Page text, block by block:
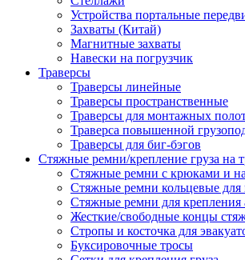
Устройства портальные
Захваты (Китай)
Магнитные захваты
Навески на погрузчик
Траверсы
Траверсы линейные
Траверсы пространственные
Траверсы для монтажных
Траверса повышенной
Траверсы для биг-бэгов
Стяжные ремни/крепление груза на
Стяжные ремни с крюками и
Стяжные ремни кольцевые для
Стяжные ремни для крепления
Жесткие/свободные концы
Стропы и косточка для
Буксировочные тросы